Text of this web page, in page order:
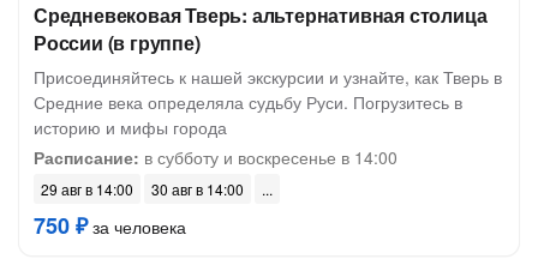
Средневековая Тверь: альтернативная столица
России (в группе)
Присоединяйтесь к нашей экскурсии и узнайте, как Тверь в
Средние века определяла судьбу Руси. Погрузитесь в
историю и мифы города
Расписание: в субботу и воскресенье в 14:00
29 авг в 14:00 30 авг в 14:00
750 ₽за человека